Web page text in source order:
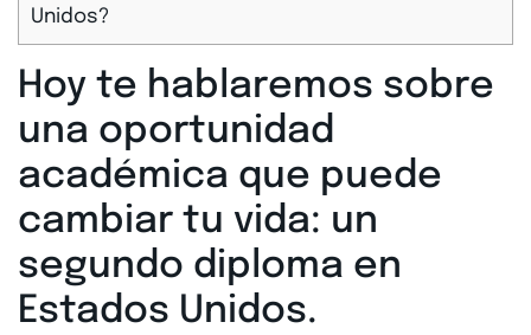
Unidos?
Hoy te hablaremos sobre
una oportunidad
académica que puede
cambiar tu vida: un
segundo diploma en
Estados Unidos.